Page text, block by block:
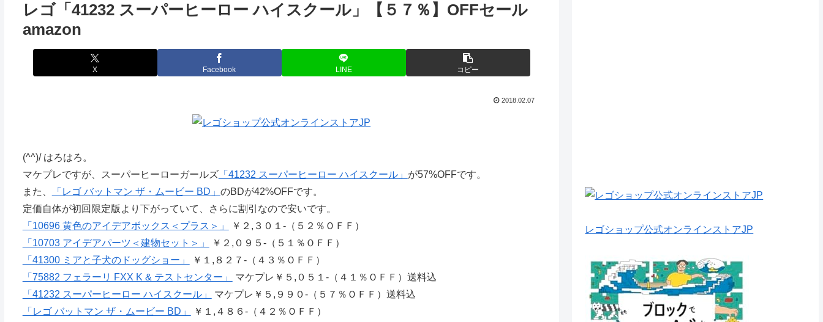
レゴ「41232 スーパーヒーロー ハイスクール」【５７％】OFFセール
amazon
X Facebook LINE コピー
2018.02.07
(^^)/ はろはろ。
マケプレですが、スーパーヒーローガールズ「41232 スーパーヒーロー ハイスクール」 が57%OFFです。
また、
「レゴ バットマン ザ・ムービー BD」 のBDが42%OFFです。
定価自体が初回限定版より下がっていて、さらに割引なので安いです。
「10696 黄色のアイデアボックス＜プラス＞」
￥２,３０１-（５２％ＯＦＦ）
「10703 アイデアパーツ＜建物セット＞」
￥２,０９５-（５１％ＯＦＦ）
「41300 ミアと子犬のドッグショー」
￥１,８２７-（４３％ＯＦＦ）
「75882 フェラーリ FXX K & テストセンター」
マケプレ￥５,０５１-（４１％ＯＦＦ）送料込
「41232 スーパーヒーロー ハイスクール」
マケプレ￥５,９９０-（５７％ＯＦＦ）送料込
「レゴ バットマン ザ・ムービー BD」
￥１,４８６-（４２％ＯＦＦ）
レゴショップ公式オンラインストアJP